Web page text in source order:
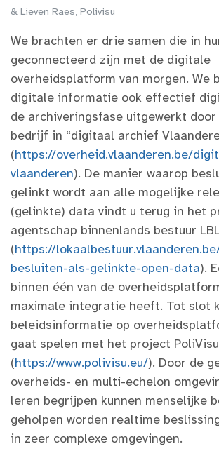
& Lieven Raes, Polivisu
We brachten er drie samen die in
geconnecteerd zijn met de digitale
overheidsplatform van morgen. We
digitale informatie ook effectief
de archiveringsfase uitgewerkt
bedrijf in “digitaal archief
(https://overheid.vlaanderen.be/
vlaanderen). De manier waarop
gelinkt wordt aan alle mogelijke
(gelinkte) data vindt u terug in het
agentschap binnenlands bestuur
(https://
besluiten-als-gelinkte-open-data).
binnen één van de
maximale integratie heeft. Tot slot
beleidsinformatie op
gaat spelen met het project PoliVisu
(https://www.polivisu.eu/). Door de
overheids- en multi-echelon
leren begrijpen kunnen menselijke
geholpen worden realtime
in zeer complexe omgevingen.